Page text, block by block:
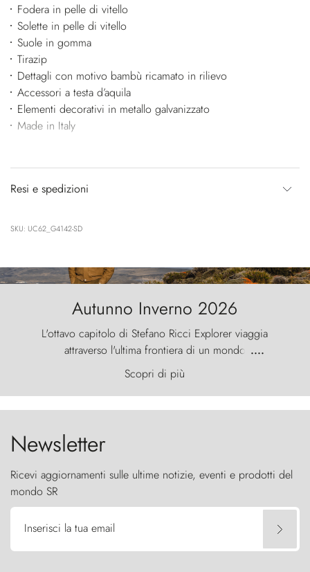
Fodera in pelle di vitello
Solette in pelle di vitello
Suole in gomma
Tirazip
Dettagli con motivo bambù ricamato in rilievo
Accessori a testa d’aquila
Elementi decorativi in metallo galvanizzato
Made in Italy
Resi e spedizioni
SKU: UC62_G4142-SD
Autunno Inverno 2026
L'ottavo capitolo di Stefano Ricci Explorer viaggia
attraverso l'ultima frontiera di un mondo
primordiale, dove il vento scolpisce la natura con
furia ancestrale e le Torres del Paine sfidano il
cielo come sentinelle di pietra.
....
Scopri di più
Newsletter
Ricevi aggiornamenti sulle ultime notizie, eventi e prodotti del
mondo SR
Inserisci la tua email